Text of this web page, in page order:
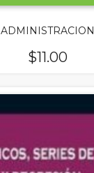
ADMINISTRACION
$11.00